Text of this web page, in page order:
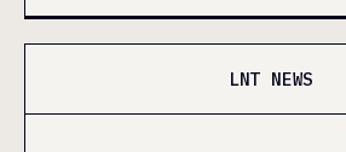
LNT NEWS